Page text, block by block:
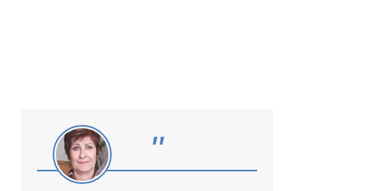
"